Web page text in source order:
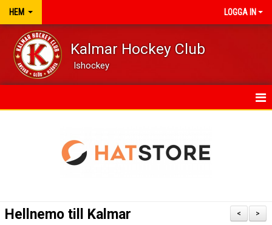
HEM LOGGA IN
Kalmar Hockey Club
Ishockey
>
<
Hellnemo till Kalmar